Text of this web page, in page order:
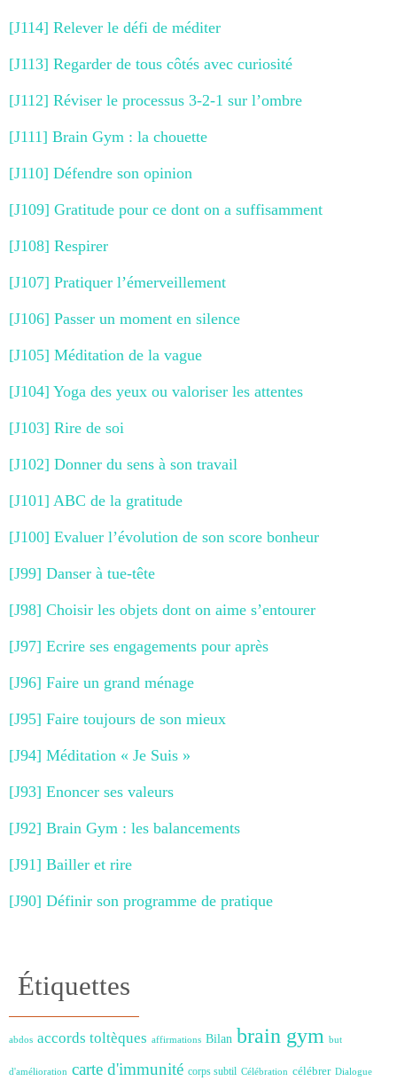
[J114] Relever le défi de méditer
[J113] Regarder de tous côtés avec curiosité
[J112] Réviser le processus 3-2-1 sur l’ombre
[J111] Brain Gym : la chouette
[J110] Défendre son opinion
[J109] Gratitude pour ce dont on a suffisamment
[J108] Respirer
[J107] Pratiquer l’émerveillement
[J106] Passer un moment en silence
[J105] Méditation de la vague
[J104] Yoga des yeux ou valoriser les attentes
[J103] Rire de soi
[J102] Donner du sens à son travail
[J101] ABC de la gratitude
[J100] Evaluer l’évolution de son score bonheur
[J99] Danser à tue-tête
[J98] Choisir les objets dont on aime s’entourer
[J97] Ecrire ses engagements pour après
[J96] Faire un grand ménage
[J95] Faire toujours de son mieux
[J94] Méditation « Je Suis »
[J93] Enoncer ses valeurs
[J92] Brain Gym : les balancements
[J91] Bailler et rire
[J90] Définir son programme de pratique
Étiquettes
abdos accords toltèques affirmations Bilan brain gym but
d'amélioration carte d'immunité corps subtil Célébration célébrer Dialogue